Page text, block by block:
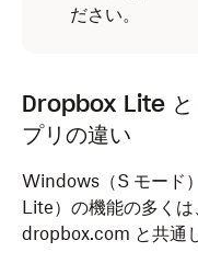
ださい。
Dropbox Lite と
プリの違い
Windows（S モード
Lite）の機能の多く
dropbox.com と共通